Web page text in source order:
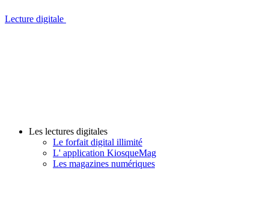
Lecture digitale
Les lectures digitales
Le forfait digital illimité
L' application KiosqueMag
Les magazines numériques